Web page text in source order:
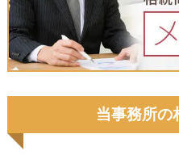
当事務所の